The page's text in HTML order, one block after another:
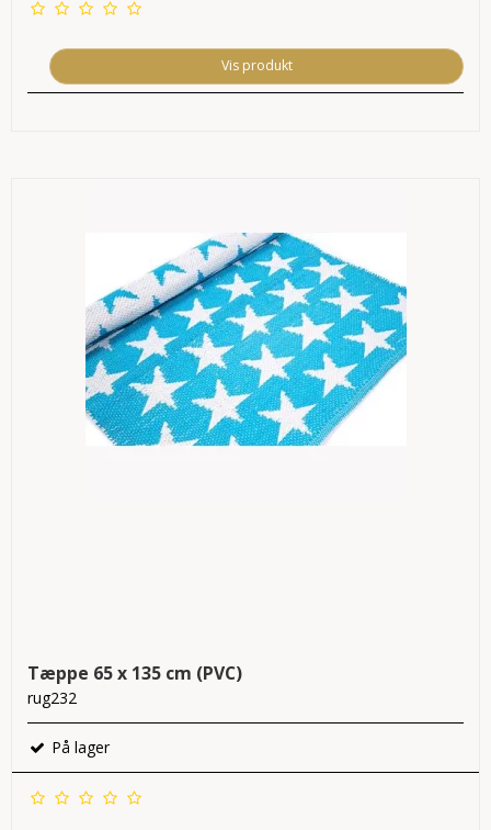
Vis produkt
Tæppe 65 x 135 cm (PVC)
rug232
På lager